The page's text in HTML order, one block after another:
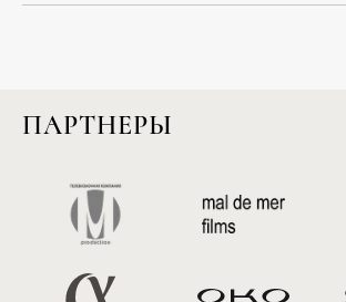
ПАРТНЕРЫ